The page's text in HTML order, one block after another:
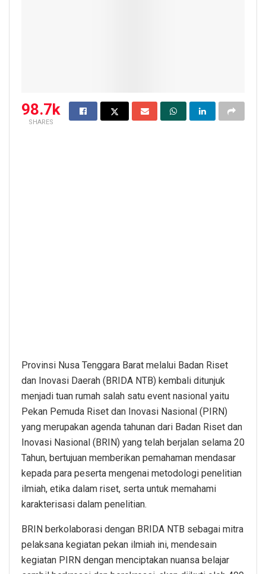
98.7k
SHARES
Provinsi Nusa Tenggara Barat melalui Badan Riset
dan Inovasi Daerah (BRIDA NTB) kembali ditunjuk
menjadi tuan rumah salah satu event nasional yaitu
Pekan Pemuda Riset dan Inovasi Nasional (PIRN)
yang merupakan agenda tahunan dari Badan Riset dan
Inovasi Nasional (BRIN) yang telah berjalan selama 20
Tahun, bertujuan memberikan pemahaman mendasar
kepada para peserta mengenai metodologi penelitian
ilmiah, etika dalam riset, serta untuk memahami
karakterisasi dalam penelitian.
BRIN berkolaborasi dengan BRIDA NTB sebagai mitra
pelaksana kegiatan pekan ilmiah ini, mendesain
kegiatan PIRN dengan menciptakan nuansa belajar